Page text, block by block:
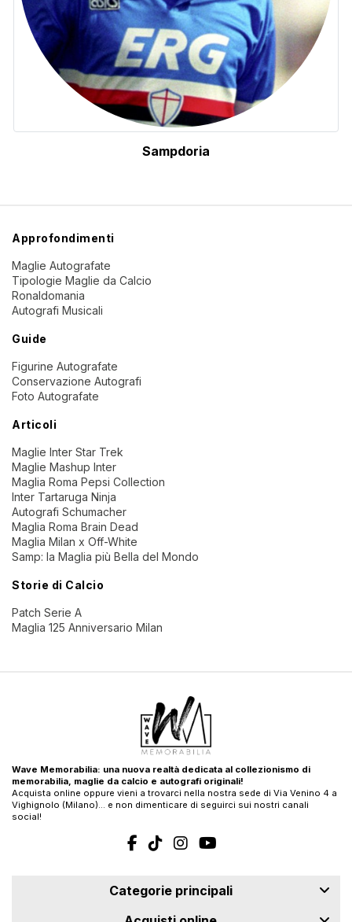
Sampdoria
Approfondimenti
Maglie Autografate
Tipologie Maglie da Calcio
Ronaldomania
Autografi Musicali
Guide
Figurine Autografate
Conservazione Autografi
Foto Autografate
Articoli
Maglie Inter Star Trek
Maglie Mashup Inter
Maglia Roma Pepsi Collection
Inter Tartaruga Ninja
Autografi Schumacher
Maglia Roma Brain Dead
Maglia Milan x Off-White
Samp: la Maglia più Bella del Mondo
Storie di Calcio
Patch Serie A
Maglia 125 Anniversario Milan
Wave Memorabilia: una nuova realtà dedicata al collezionismo di
memorabilia, maglie da calcio e autografi originali!
Acquista online oppure vieni a trovarci nella nostra sede di Via Venino 4 a
Vighignolo (Milano)… e non dimenticare di seguirci sui nostri canali
social!
Categorie principali